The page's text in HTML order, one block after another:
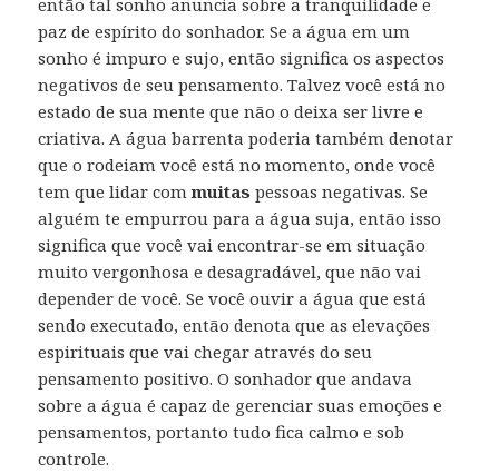
então tal sonho anuncia sobre a tranquilidade e
paz de espírito do sonhador. Se a água em um
sonho é impuro e sujo, então significa os aspectos
negativos de seu pensamento. Talvez você está no
estado de sua mente que não o deixa ser livre e
criativa. A água barrenta poderia também denotar
que o rodeiam você está no momento, onde você
tem que lidar commuitas pessoas negativas. Se
alguém te empurrou para a água suja, então isso
significa que você vai encontrar-se em situação
muito vergonhosa e desagradável, que não vai
depender de você. Se você ouvir a água que está
sendo executado, então denota que as elevações
espirituais que vai chegar através do seu
pensamento positivo. O sonhador que andava
sobre a água é capaz de gerenciar suas emoções e
pensamentos, portanto tudo fica calmo e sob
controle.